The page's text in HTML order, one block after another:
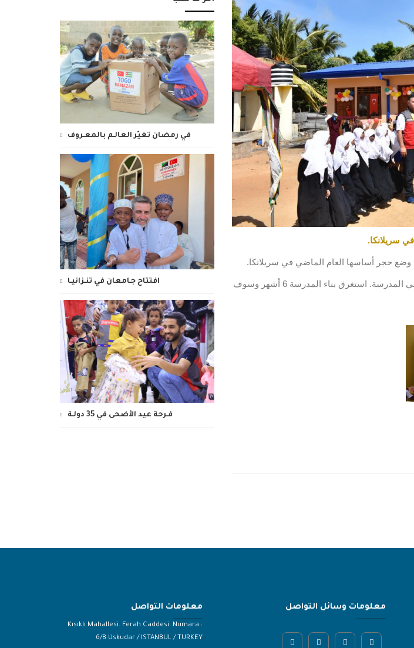
سريلانكا.
وضع حجر أساسها العام الماضي في سريلانكا.
تحتوي المدرسة على فصلين دراسيين وغرفة للإدارة، وسيتلقى 60 طالباً وطالبة التعليم في المدرسة. استغرق بناء المدرسة 6 أشهر وسوف
في رمضان تغيّر العالـم بالمعـروف
افتتاح جـامعان في تنـزانيـا
فـرحة عيد الأضحى في 35 دولـة
معلومات وسائل التواصل معلومات التواصل
Kısıklı Mahallesi. Ferah Caddesi. Numara :
6/B Uskudar / ISTANBUL / TURKEY